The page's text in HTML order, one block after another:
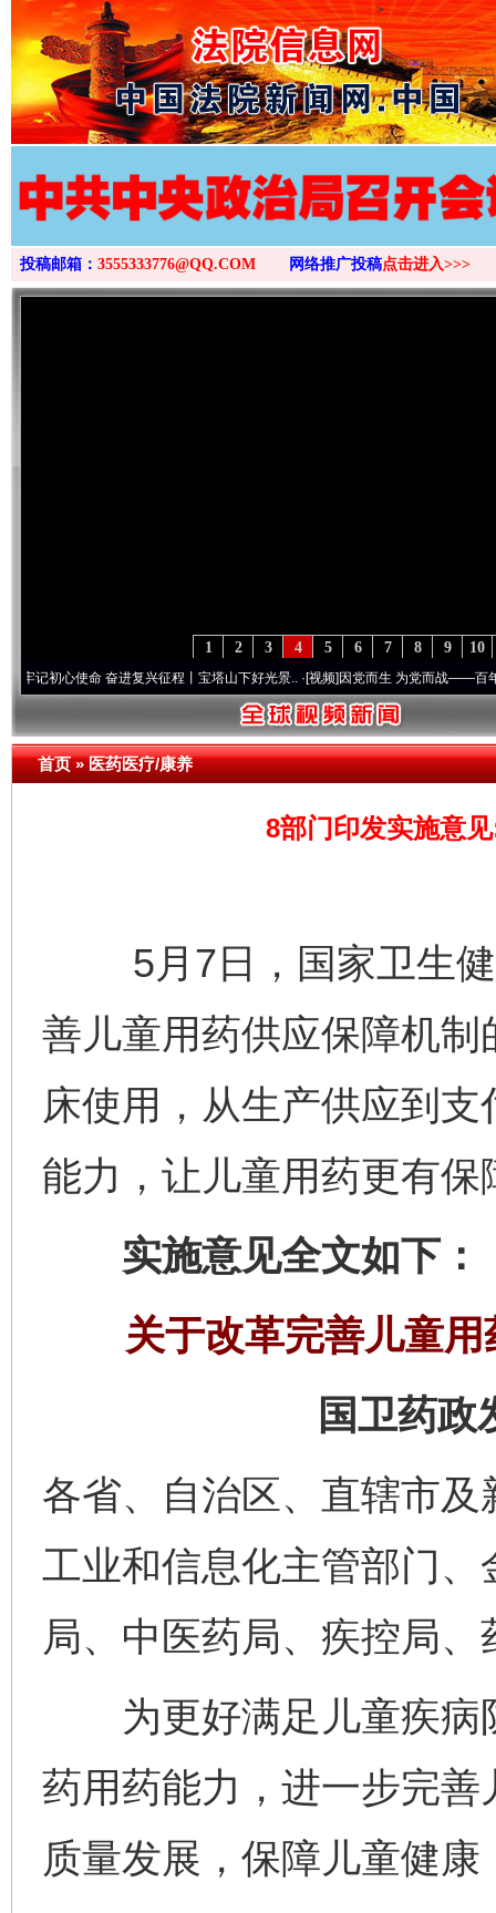
>
投稿邮箱： 3555333776@QQ.COM 网络推广投稿点击进入>>>
10
9
8
7
6
5
4
3
2
1
使命 奋进复兴征程丨宝塔山下好光景..·[视频]因党而生 为党而战——百年“纪”事⑧
首页»医药医疗/康养
8部门印发实施意
5月7日，国家卫生健
善儿童用药供应保障机
床使用，从生产供应到
能力，让儿童用药更有保
实施意见全文如下：
关于改革完善儿童
国卫药政
各省、自治区、直辖市
工业和信息化主管部门
局、中医药局、疾控局、
为更好满足儿童疾病
药用药能力，进一步完
质量发展，保障儿童健